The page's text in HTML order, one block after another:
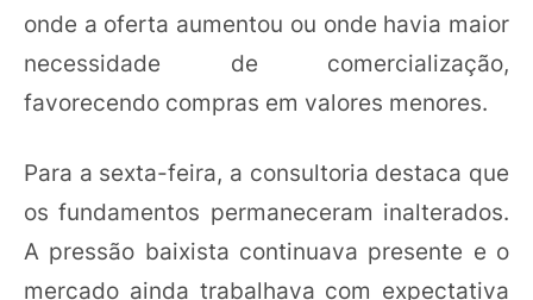
onde a oferta aumentou ou onde havia maior
necessidade de comercialização,
favorecendo compras em valores menores.
Para a sexta-feira, a consultoria destaca que
os fundamentos permaneceram inalterados.
A pressão baixista continuava presente e o
mercado ainda trabalhava com expectativa